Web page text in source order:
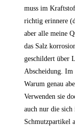
muss im
richtig erinnere
aber alle meine
das Salz
geschildert über
Abscheidung. Im
Warum genau
Verwenden sie
auch nur die sich
Schmutzpartikel